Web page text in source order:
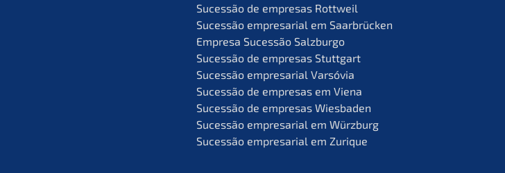
Suces­são de empre­sas Rottweil
Suces­são empre­sa­ri­al em Saarbrücken
Empre­sa Suces­são Salzburgo
Suces­são de empre­sas Stuttgart
Suces­são empre­sa­ri­al Varsóvia
Suces­são de empre­sas em Viena
Suces­são de empre­sas Wiesbaden
Suces­são empre­sa­ri­al em Würzburg
Suces­são empre­sa­ri­al em Zurique